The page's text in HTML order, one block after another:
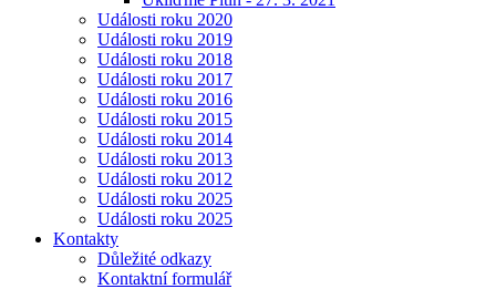
Události roku 2020
Události roku 2019
Události roku 2018
Události roku 2017
Události roku 2016
Události roku 2015
Události roku 2014
Události roku 2013
Události roku 2012
Události roku 2025
Události roku 2025
Kontakty
Důležité odkazy
Kontaktní formulář